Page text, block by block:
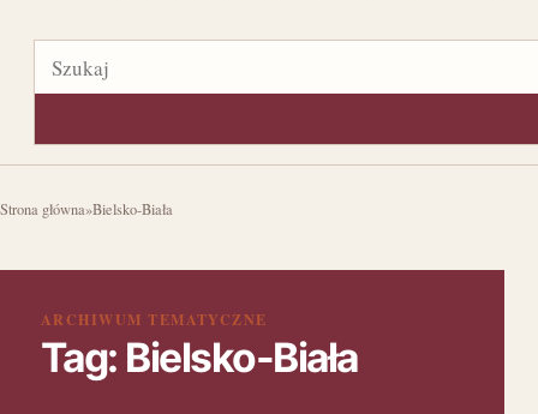
Szukaj
Strona główna»Bielsko-Biała
ARCHIWUM TEMATYCZNE
Tag: Bielsko-Biała